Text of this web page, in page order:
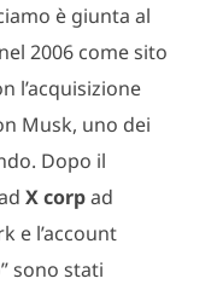
è giunta al
2006 come sito
l’acquisizione
Musk, uno dei
Dopo il
X corpad
e l’account
sono stati